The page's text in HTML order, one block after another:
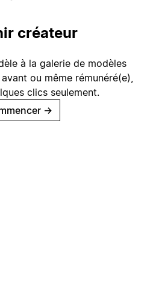
créateur
à la galerie de modèles
ou même rémunéré(e),
clics seulement.
→